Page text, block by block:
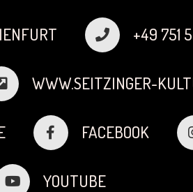
+49 751
WWW.SEITZINGER-
FACEBOOK
YOUTUBE